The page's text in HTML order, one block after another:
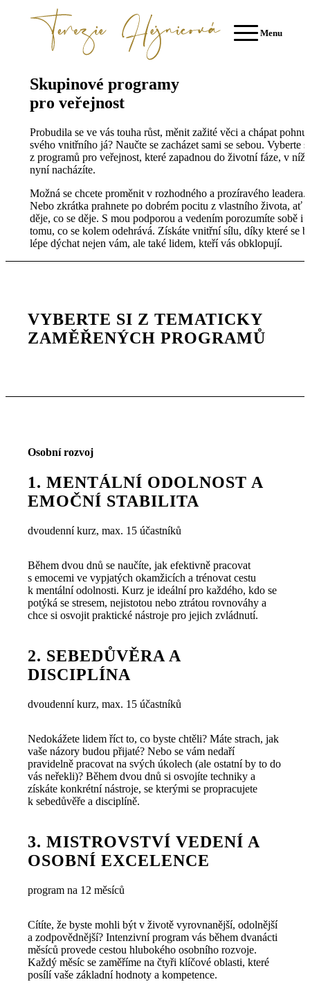
Menu
Skupinové programy
pro veřejnost
Probudila se ve vás touha růst, měnit zažité věci a chápat
svého vnitřního já? Naučte se zacházet sami se sebou. Vyberte si
z programů pro veřejnost, které zapadnou do životní fáze, v níž
nyní nacházíte.
Možná se chcete proměnit v rozhodného a prozíravého leadera.
Nebo zkrátka prahnete po dobrém pocitu z vlastního života, ať
děje, co se děje. S mou podporou a vedením porozumíte sobě i
tomu, co se kolem odehrává. Získáte vnitřní sílu, díky které se
lépe dýchat nejen vám, ale také lidem, kteří vás obklopují.
VYBERTE SI Z TEMATICKY
ZAMĚŘENÝCH PROGRAMŮ
Osobní rozvoj
1. MENTÁLNÍ ODOLNOST A
EMOČNÍ STABILITA
dvoudenní kurz, max. 15 účastníků
Během dvou dnů se naučíte, jak efektivně pracovat
s emocemi ve vypjatých okamžicích a trénovat cestu
k mentální odolnosti. Kurz je ideální pro každého, kdo se
potýká se stresem, nejistotou nebo ztrátou rovnováhy a
chce si osvojit praktické nástroje pro jejich zvládnutí.
2. SEBEDŮVĚRA A
DISCIPLÍNA
dvoudenní kurz, max. 15 účastníků
Nedokážete lidem říct to, co byste chtěli? Máte strach, jak
vaše názory budou přijaté? Nebo se vám nedaří
pravidelně pracovat na svých úkolech (ale ostatní by to do
vás neřekli)? Během dvou dnů si osvojíte techniky a
získáte konkrétní nástroje, se kterými se propracujete
k sebedůvěře a disciplíně.
3. MISTROVSTVÍ VEDENÍ A
OSOBNÍ EXCELENCE
program na 12 měsíců
Cítíte, že byste mohli být v životě vyrovnanější, odolnější
a zodpovědnější? Intenzivní program vás během dvanácti
měsíců provede cestou hlubokého osobního rozvoje.
Každý měsíc se zaměříme na čtyři klíčové oblasti, které
posílí vaše základní hodnoty a kompetence.